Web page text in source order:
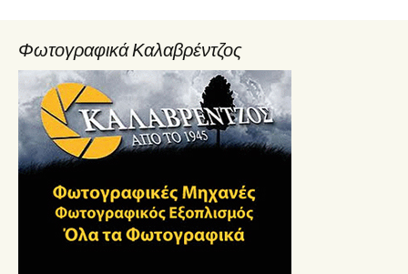
Φωτογραφικά Καλαβρέντζος